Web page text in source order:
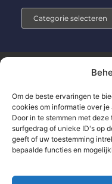
Om de beste ervaringen te
cookies om informatie over
Door in te stemmen met
surfgedrag of unieke ID's op
geeft of uw toestemming
bepaalde functies en
Website
Backlinks kopen: wat jij
Extra geld verdienen: